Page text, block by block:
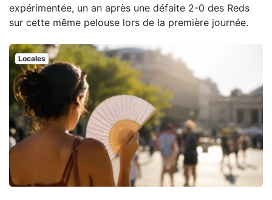
expérimentée, un an après une défaite 2-0 des Reds
sur cette même pelouse lors de la première journée.
Locales